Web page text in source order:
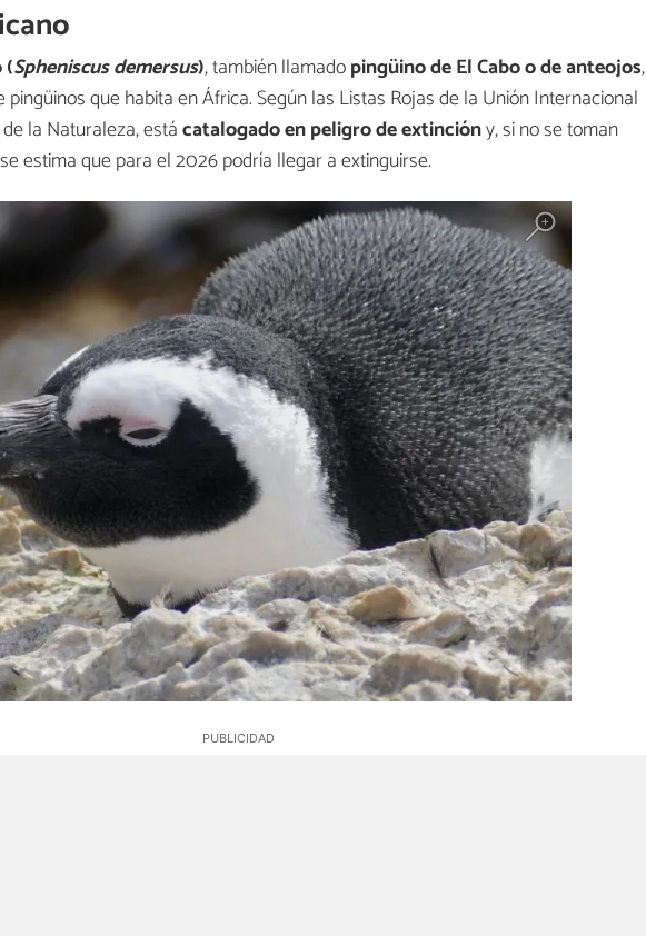
(Spheniscus demersus), también llamadopingüino de El Cabo o de anteojos,
pingüinos que habita en África. Según las Listas Rojas de la Unión Internacional
la Naturaleza, estácatalogado en peligro de extincióny, si no se toman
estima que para el 2026 podría llegar a extinguirse.